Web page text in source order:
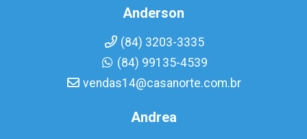
Anderson
(84) 3203-3335
(84) 99135-4539
vendas14@casanorte.com.br
Andrea